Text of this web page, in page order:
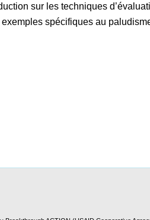
sur les techniques
spécifiques au